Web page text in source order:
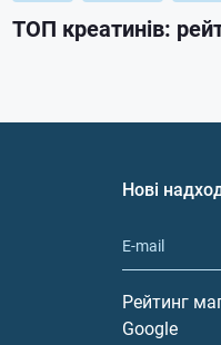
ТОП креатинів:
Нові
Рейтинг
Google